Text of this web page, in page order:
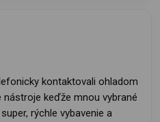
kontaktovali ohladom
keďže mnou vybrané
rýchle vybavenie a